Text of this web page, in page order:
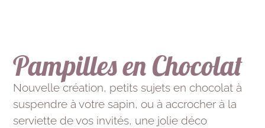
Pampilles en Chocolat
Nouvelle création, petits sujets en chocolat à
suspendre à votre sapin, ou à accrocher à la
serviette de vos invités, une jolie déco